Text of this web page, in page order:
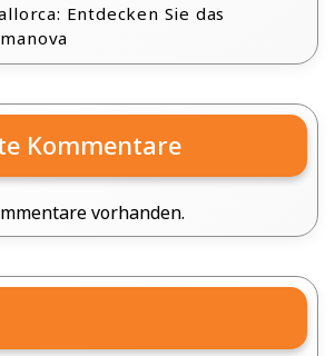
Entdecken Sie das
Kommentare
vorhanden.